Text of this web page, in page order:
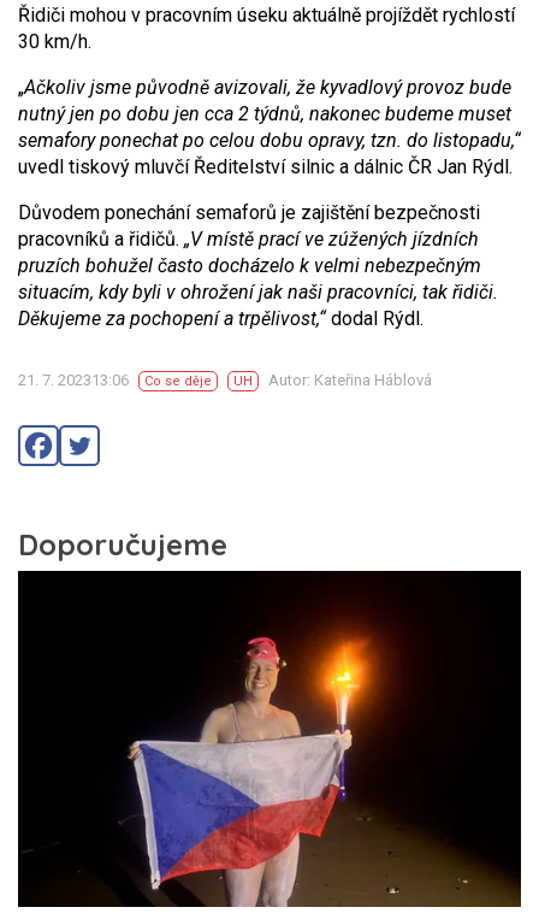
Řidiči mohou v pracovním úseku aktuálně projíždět rychlostí
30 km/h.
„Ačkoliv jsme původně avizovali, že kyvadlový provoz bude
nutný jen po dobu jen cca 2 týdnů, nakonec budeme muset
semafory ponechat po celou dobu opravy, tzn. do listopadu,“
uvedl tiskový mluvčí Ředitelství silnic a dálnic ČR Jan Rýdl.
Důvodem ponechání semaforů je zajištění bezpečnosti
pracovníků a řidičů. „V místě prací ve zúžených jízdních
pruzích bohužel často docházelo k velmi nebezpečným
situacím, kdy byli v ohrožení jak naši pracovníci, tak řidiči.
Děkujeme za pochopení a trpělivost,“dodal Rýdl.
21. 7. 202313:06 Co se děje UH Autor: Kateřina Háblová